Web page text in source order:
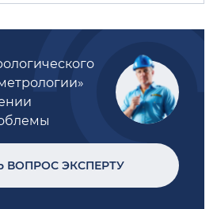
ВОПРОС ЭКСПЕРТУ